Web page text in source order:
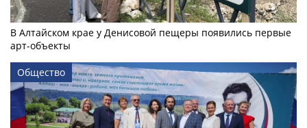
В Алтайском крае у Денисовой пещеры появились первые
арт-объекты
Общество